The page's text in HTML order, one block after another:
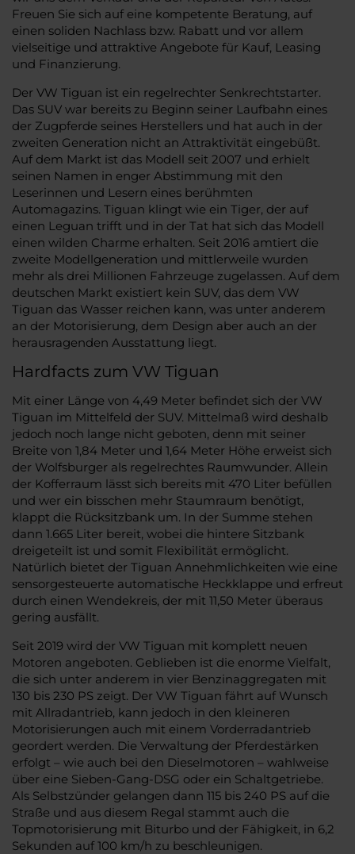
Freuen Sie sich auf eine kompetente Beratung, auf
einen soliden Nachlass bzw. Rabatt und vor allem
vielseitige und attraktive Angebote für Kauf, Leasing
und Finanzierung.
Der VW Tiguan ist ein regelrechter Senkrechtstarter.
Das SUV war bereits zu Beginn seiner Laufbahn eines
der Zugpferde seines Herstellers und hat auch in der
zweiten Generation nicht an Attraktivität eingebüßt.
Auf dem Markt ist das Modell seit 2007 und erhielt
seinen Namen in enger Abstimmung mit den
Leserinnen und Lesern eines berühmten
Automagazins. Tiguan klingt wie ein Tiger, der auf
einen Leguan trifft und in der Tat hat sich das Modell
einen wilden Charme erhalten. Seit 2016 amtiert die
zweite Modellgeneration und mittlerweile wurden
mehr als drei Millionen Fahrzeuge zugelassen. Auf dem
deutschen Markt existiert kein SUV, das dem VW
Tiguan das Wasser reichen kann, was unter anderem
an der Motorisierung, dem Design aber auch an der
herausragenden Ausstattung liegt.
Hardfacts zum VW Tiguan
Mit einer Länge von 4,49 Meter befindet sich der VW
Tiguan im Mittelfeld der SUV. Mittelmaß wird deshalb
jedoch noch lange nicht geboten, denn mit seiner
Breite von 1,84 Meter und 1,64 Meter Höhe erweist sich
der Wolfsburger als regelrechtes Raumwunder. Allein
der Kofferraum lässt sich bereits mit 470 Liter befüllen
und wer ein bisschen mehr Staumraum benötigt,
klappt die Rücksitzbank um. In der Summe stehen
dann 1.665 Liter bereit, wobei die hintere Sitzbank
dreigeteilt ist und somit Flexibilität ermöglicht.
Natürlich bietet der Tiguan Annehmlichkeiten wie eine
sensorgesteuerte automatische Heckklappe und erfreut
durch einen Wendekreis, der mit 11,50 Meter überaus
gering ausfällt.
Seit 2019 wird der VW Tiguan mit komplett neuen
Motoren angeboten. Geblieben ist die enorme Vielfalt,
die sich unter anderem in vier Benzinaggregaten mit
130 bis 230 PS zeigt. Der VW Tiguan fährt auf Wunsch
mit Allradantrieb, kann jedoch in den kleineren
Motorisierungen auch mit einem Vorderradantrieb
geordert werden. Die Verwaltung der Pferdestärken
erfolgt – wie auch bei den Dieselmotoren – wahlweise
über eine Sieben-Gang-DSG oder ein Schaltgetriebe.
Als Selbstzünder gelangen dann 115 bis 240 PS auf die
Straße und aus diesem Regal stammt auch die
Topmotorisierung mit Biturbo und der Fähigkeit, in 6,2
Sekunden auf 100 km/h zu beschleunigen.